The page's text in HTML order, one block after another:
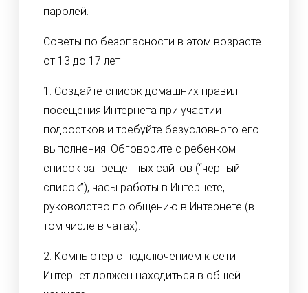
паролей.
Советы по безопасности в этом возрасте
от 13 до 17 лет
1. Создайте список домашних правил
посещения Интернета при участии
подростков и требуйте безусловного его
выполнения. Обговорите с ребенком
список запрещенных сайтов (“черный
список”), часы работы в Интернете,
руководство по общению в Интернете (в
том числе в чатах).
2. Компьютер с подключением к сети
Интернет должен находиться в общей